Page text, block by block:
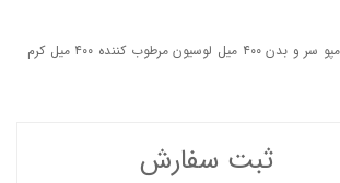
پک بهداشتی حاوی شامپو سر و بدن ۴۰۰ میل لوسیون مرطوب کننده ۴۰۰ میل کرم
ثبت سفارش